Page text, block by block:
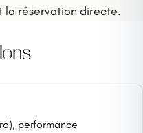
la réservation directe.
performance